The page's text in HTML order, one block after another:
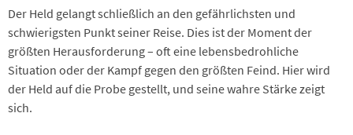
Der Held gelangt schließlich an den gefährlichsten und
schwierigsten Punkt seiner Reise. Dies ist der Moment der
größten Herausforderung – oft eine lebensbedrohliche
Situation oder der Kampf gegen den größten Feind. Hier wird
der Held auf die Probe gestellt, und seine wahre Stärke zeigt
sich.